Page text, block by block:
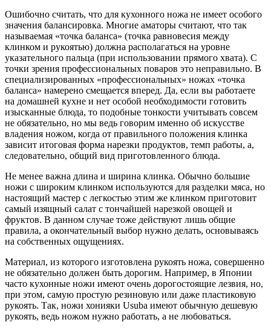
Ошибочно считать, что для кухонного ножа не имеет особого
значения балансировка. Многие аматоры считают, что так
называемая «точка баланса» (точка равновесия между
клинком и рукоятью) должна располагаться на уровне
указательного пальца (при использовании прямого хвата). С
точки зрения профессиональных поваров это неправильно. В
специализированных «профессиональных» ножах «точка
баланса» намерено смещается вперед. Да, если вы работаете
на домашней кухне и нет особой необходимости готовить
изысканные блюда, то подобные тонкости учитывать совсем
не обязательно, но мы ведь говорим именно об искусстве
владения ножом, когда от правильного положения клинка
зависит итоговая форма нарезки продуктов, темп работы, а,
следовательно, общий вид приготовленного блюда.
Не менее важна длина и ширина клинка. Обычно большие
ножи с широким клинком используются для разделки мяса, но
настоящий мастер с легкостью этим же клинком приготовит
самый изящный салат с тончайшей нарезкой овощей и
фруктов. В данном случае тоже действуют лишь общие
правила, а окончательный выбор нужно делать, основываясь
на собственных ощущениях.
Материал, из которого изготовлена рукоять ножа, совершенно
не обязательно должен быть дорогим. Например, в Японии
часто кухонные ножи имеют очень дорогостоящие лезвия, но,
при этом, самую простую резиновую или даже пластиковую
рукоять. Так, ножи хонияки Usuba имеют обычную дешевую
рукоять, ведь ножом нужно работать, а не любоваться.